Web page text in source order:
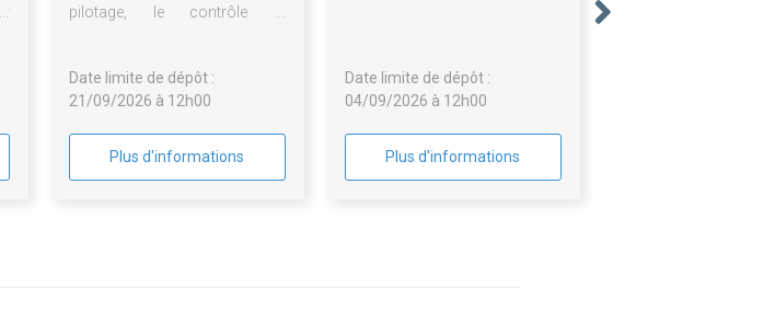
pilotage, le contrôle et
des laboratoires pédagogiques
alimentaires de la CMA Hauts-
Date limite de dépôt :
21/09/2026 à 12h00
Plus d'informations
Date limite de dépôt :
04/09/2026 à 12h00
Plus d'informations